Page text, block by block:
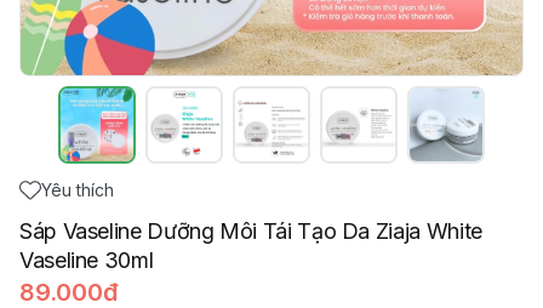
Yêu thích
Sáp Vaseline Dưỡng Môi Tái Tạo Da Ziaja White
Vaseline 30ml
89.000đ